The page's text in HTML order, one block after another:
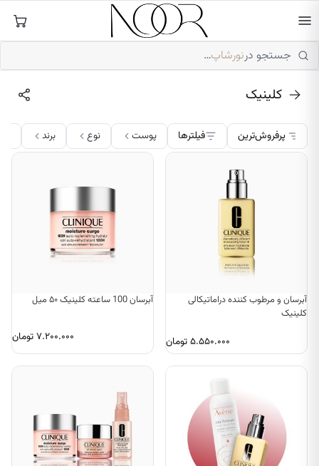
به
محتوا جستجو درنورشاپ…
کلینیک
پرفروش‌ترین فیلترها پوست نوع برند
آبرسان و مرطوب کننده دراماتیکالی
کلینیک
۵.۵۵۰.۰۰۰تومان
آبرسان 100 ساعته کلینیک ۵۰ میل
۷.۲۰۰.۰۰۰تومان